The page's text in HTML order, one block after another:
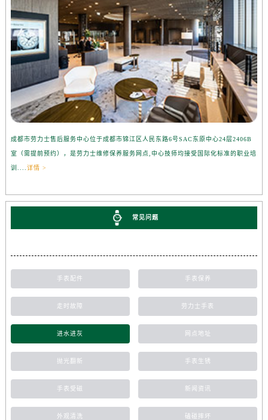
成都市劳力士售后服务中心位于成都市锦江区人民东路6号SAC东原中心24层2406B
室（需提前预约），是劳力士维修保养服务网点,中心技师均接受国际化标准的职业培
训.... 详情 >
常见问题
手表配件 手表保养
走时故障 劳力士手表
进水进灰 网点地址
抛光翻新 手表生锈
手表受磁 新闻资讯
外观清洗 磕碰摔坏